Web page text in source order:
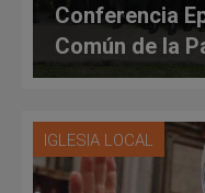
Conferencia
Común de la
IGLESIA LOCAL